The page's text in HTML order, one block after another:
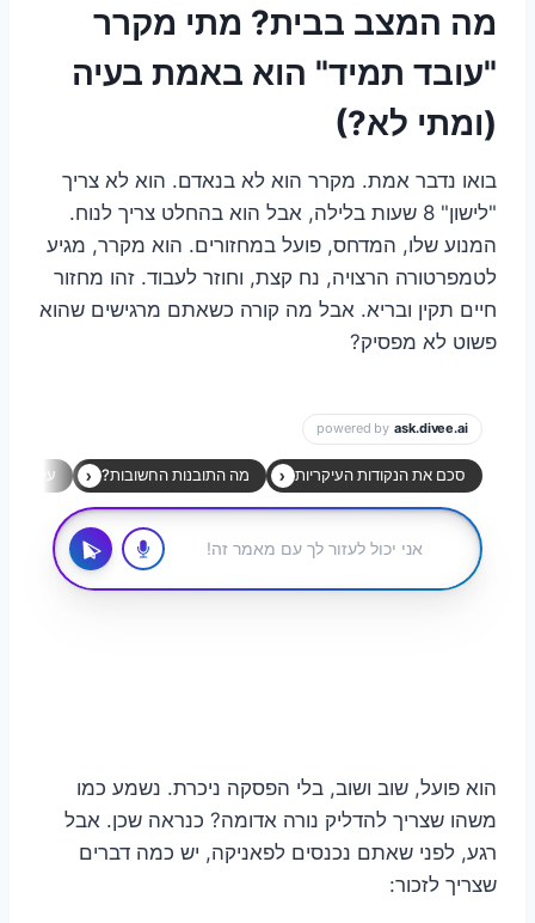
מה המצב בבית? מתי מקרר
"עובד תמיד" הוא באמת בעיה
(ומתי לא?)
בואו נדבר אמת. מקרר הוא לא בנאדם. הוא לא צריך
"לישון" 8 שעות בלילה, אבל הוא בהחלט צריך לנוח.
המנוע שלו, המדחס, פועל במחזורים. הוא מקרר, מגיע
לטמפרטורה הרצויה, נח קצת, וחוזר לעבוד. זהו מחזור
חיים תקין ובריא. אבל מה קורה כשאתם מרגישים שהוא
פשוט לא מפסיק?
הוא פועל, שוב ושוב, בלי הפסקה ניכרת. נשמע כמו
משהו שצריך להדליק נורה אדומה? כנראה שכן. אבל
רגע, לפני שאתם נכנסים לפאניקה, יש כמה דברים
שצריך לזכור: